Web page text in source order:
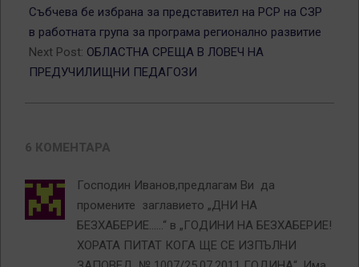
13
Събчева бе избрана за представител на РСР на СЗР
в работната група за програма регионално развитие
Next Post: ОБЛАСТНА СРЕЩА В ЛОВЕЧ НА
ПРЕДУЧИЛИЩНИ ПЕДАГОЗИ
6 КОМЕНТАРА
Господин Иванов,предлагам Ви да
промените заглавието „ДНИ НА
БЕЗХАБЕРИЕ……“ в „ГОДИНИ НА БЕЗХАБЕРИЕ!
ХОРАТА ПИТАТ КОГА ЩЕ СЕ ИЗПЪЛНИ